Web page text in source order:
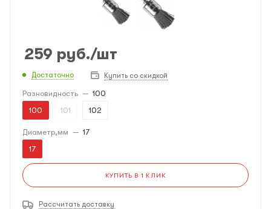
259 руб./шт
Достаточно Купить со скидкой
Разновидность — 100
100
101 102
Диаметр,мм — 17
17
КУПИТЬ В 1 КЛИК
Рассчитать доставку